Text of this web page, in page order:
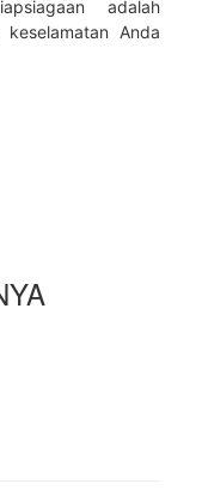
adalah
Anda